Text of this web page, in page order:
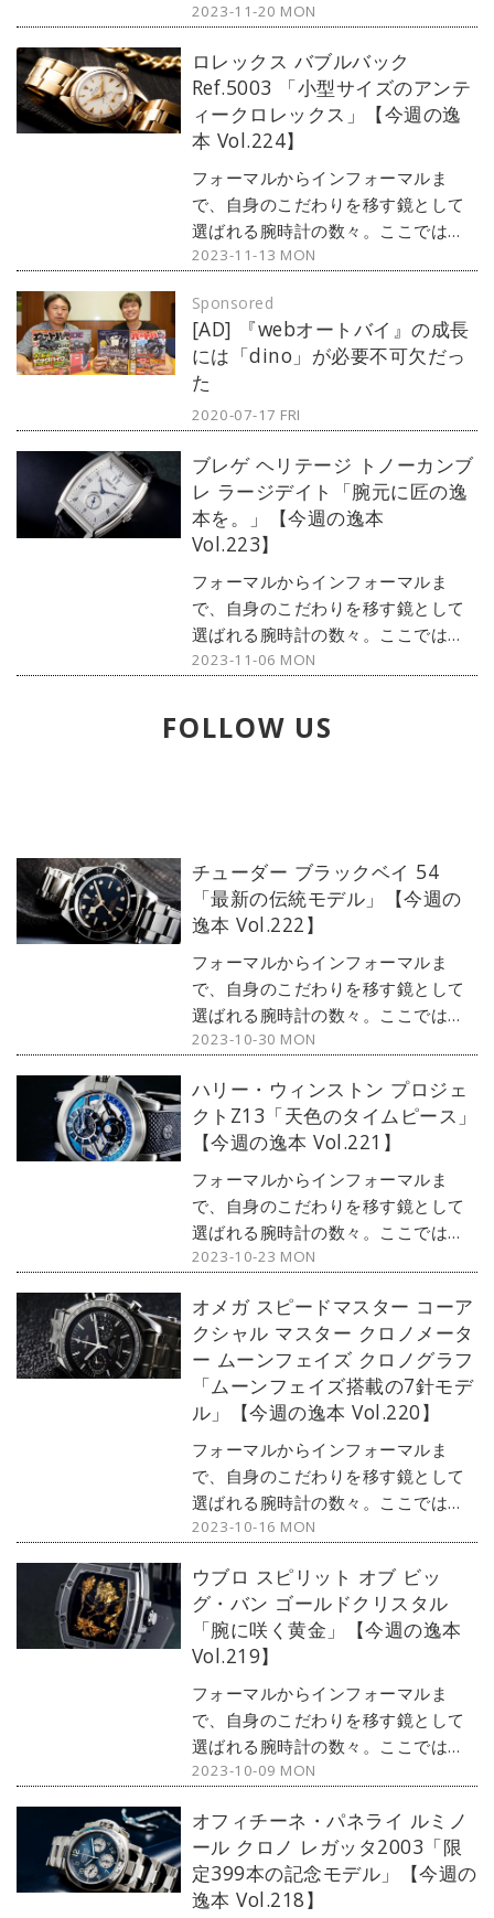
ランド腕時計専門店・MOON
デルからアンティークまで、見る者
の感性を刺激する1本をセレクト。今
回は、パテック・フィリップのカラ
トラバコレクションから、ダイヤル
が特徴的な『カラトラバ Ref.5026』
をご紹介しよう。
2023-11-20 MON
ロレックス バブルバック
Ref.5003 「小型サイズのアンテ
ィークロレックス」【今週の逸
本 Vol.224】
フォーマルからインフォーマルま
で、自身のこだわりを移す鏡として
選ばれる腕時計の数々。ここではブ
ランド腕時計専門店・MOON
デルからアンティークまで、見る者
の感性を刺激する1本をセレクト。今
回は、アンティークロレックスの
「バブルバック」から『Ref.5003』
をご紹介しよう。
2023-11-13 MON
[AD] 『webオートバイ』の成長
には「dino」が必要不可欠だっ
た
Sponsored
2020-07-17 FRI
ブレゲ ヘリテージ トノーカンブ
レ ラージデイト「腕元に匠の逸
本を。」【今週の逸本
Vol.223】
フォーマルからインフォーマルま
で、自身のこだわりを移す鏡として
選ばれる腕時計の数々。ここではブ
ランド腕時計専門店・MOON
デルからアンティークまで、見る者
の感性を刺激する1本をセレクト。今
2023-11-06 MON
FOLLOW US
チューダー ブラックベイ 54
「最新の伝統モデル」【今週の
逸本 Vol.222】
フォーマルからインフォーマルま
で、自身のこだわりを移す鏡として
選ばれる腕時計の数々。ここではブ
ランド腕時計専門店・MOON
デルからアンティークまで、見る者
の感性を刺激する1本をセレクト。今
回は人気沸騰中のチューダーから、
フラッグシップモデルの『ブラック
ベイ 54』をご紹介しよう。
2023-10-30 MON
ハリー・ウィンストン プロジェ
クトZ13「天色のタイムピース」
【今週の逸本 Vol.221】
フォーマルからインフォーマルま
で、自身のこだわりを移す鏡として
選ばれる腕時計の数々。ここではブ
ランド腕時計専門店・MOON
デルからアンティークまで、見る者
の感性を刺激する1本をセレクト。今
回は、ハリー・ウィンストンの人気
シリーズから、『プロジェクト
Z13』をご紹介しよう。
2023-10-23 MON
オメガ スピードマスター コーア
クシャル マスター クロノメータ
ー ムーンフェイズ クロノグラフ
「ムーンフェイズ搭載の7針モデ
ル」【今週の逸本 Vol.220】
フォーマルからインフォーマルま
で、自身のこだわりを移す鏡として
選ばれる腕時計の数々。ここではブ
ランド腕時計専門店・MOON
デルからアンティークまで、見る者
の感性を刺激する1本をセレクト。今
回はオメガ時計の代名詞・スピード
マスターから、ハイスペックな1本を
ご紹介しよう。
2023-10-16 MON
ウブロ スピリット オブ ビッ
グ・バン ゴールドクリスタル
「腕に咲く黄金」【今週の逸本
Vol.219】
フォーマルからインフォーマルま
で、自身のこだわりを移す鏡として
選ばれる腕時計の数々。ここではブ
ランド腕時計専門店・MOON
デルからアンティークまで、見る者
の感性を刺激する1本をセレクト。今
回は、ウブロの人気モデル「ビッ
グ・バン」コレクションから、黄金
2023-10-09 MON
オフィチーネ・パネライ ルミノ
ール クロノ レガッタ2003「限
定399本の記念モデル」【今週の
逸本 Vol.218】